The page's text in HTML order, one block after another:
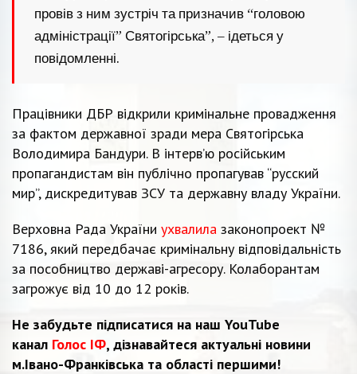
провів з ним зустріч та призначив “головою
адміністрації” Святогірська”, – ідеться у
повідомленні.
Працівники ДБР відкрили кримінальне провадження
за фактом державної зради мера Святогірська
Володимира Бандури. В інтерв’ю російським
пропагандистам він публічно пропагував “русский
мир”, дискредитував ЗСУ та державну владу України.
Верховна Рада України ухвалила законопроект №
7186, який передбачає кримінальну відповідальність
за пособництво державі-агресору. Колаборантам
загрожує від 10 до 12 років.
Не забудьте підписатися на наш YouTube
канал Голос ІФ, дізнавайтеся актуальні новини
м.Івано-Франківська та області першими!